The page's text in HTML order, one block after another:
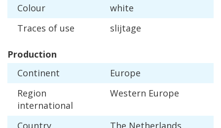
Colour
white
Traces of use slijtage
Production
Continent
Europe
Region
international
Western Europe
Country The Netherlands